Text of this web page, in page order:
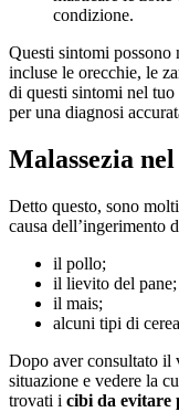
condizione.
Questi sintomi possono
incluse le orecchie, le
di questi sintomi nel
per una diagnosi
Malassezia
Detto questo, sono
causa dell’ingerimento
il pollo;
il lievito del pane;
il mais;
alcuni tipi di
Dopo aver consultato il
situazione e vedere la
trovati i cibi da evitare